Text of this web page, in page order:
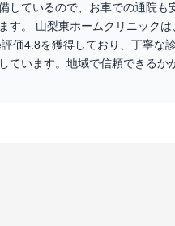
ているので、お車での通院も
す。 山梨東ホームクリニック
価4.8を獲得しており、丁寧な
ています。地域で信頼できるか